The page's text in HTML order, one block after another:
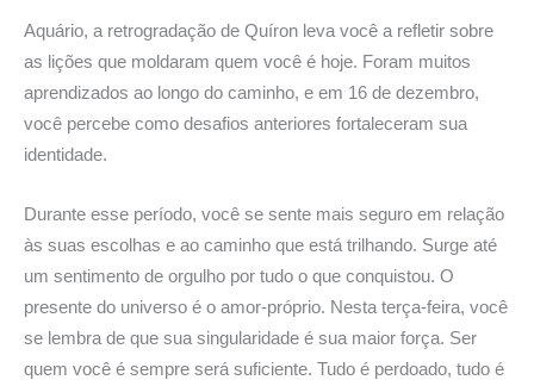
Aquário, a retrogradação de Quíron leva você a refletir sobre
as lições que moldaram quem você é hoje. Foram muitos
aprendizados ao longo do caminho, e em 16 de dezembro,
você percebe como desafios anteriores fortaleceram sua
identidade.
Durante esse período, você se sente mais seguro em relação
às suas escolhas e ao caminho que está trilhando. Surge até
um sentimento de orgulho por tudo o que conquistou. O
presente do universo é o amor-próprio. Nesta terça-feira, você
se lembra de que sua singularidade é sua maior força. Ser
quem você é sempre será suficiente. Tudo é perdoado, tudo é